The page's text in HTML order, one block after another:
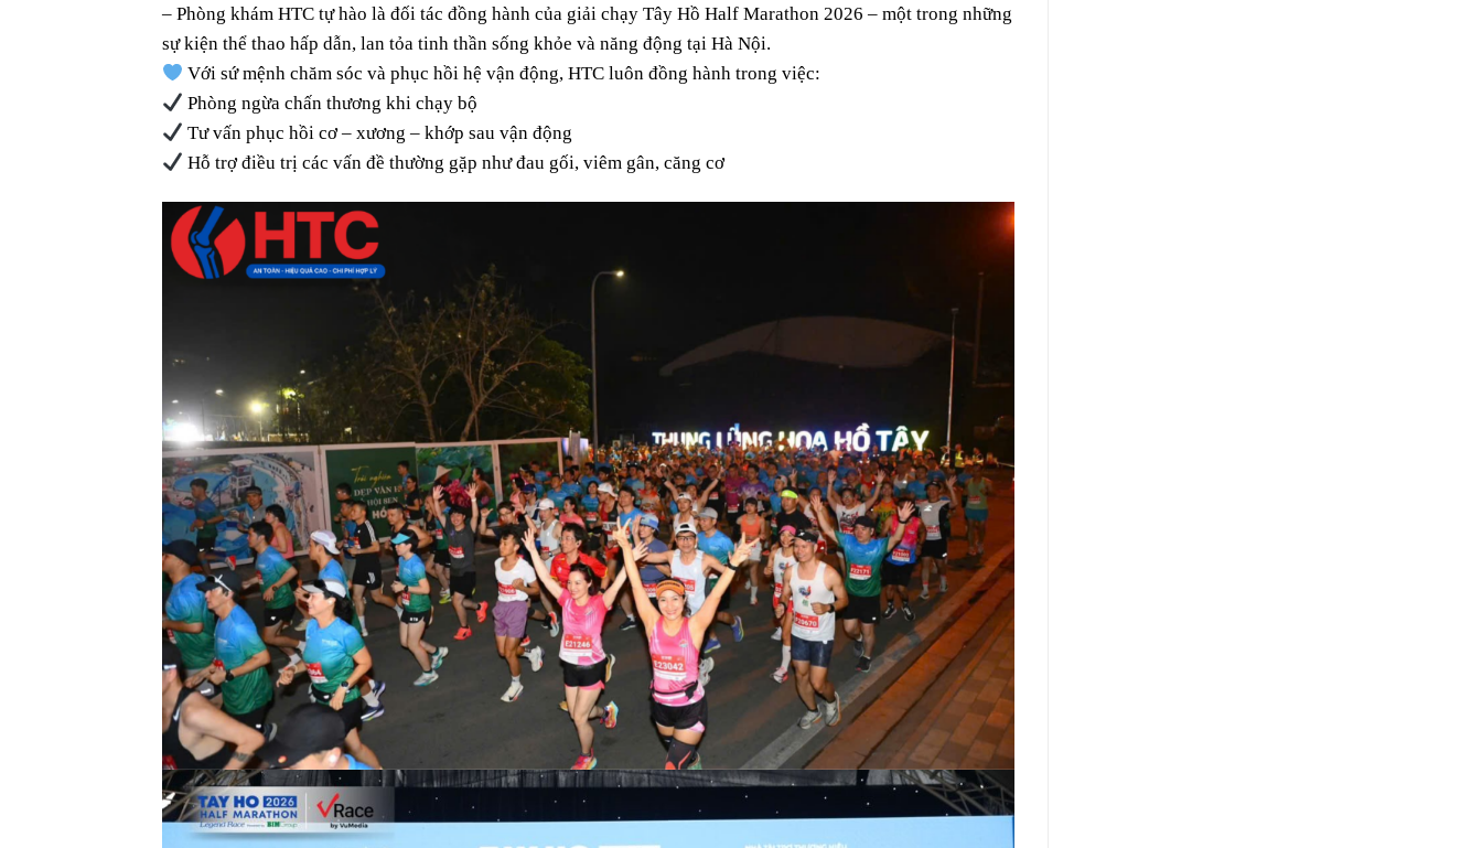
– Phòng khám HTC tự hào là đối tác đồng hành của giải chạy Tây Hồ Half Marathon 2026 – một trong những
sự kiện thể thao hấp dẫn, lan tỏa tinh thần sống khỏe và năng động tại Hà Nội.
Với sứ mệnh chăm sóc và phục hồi hệ vận động, HTC luôn đồng hành trong việc:
Phòng ngừa chấn thương khi chạy bộ
Tư vấn phục hồi cơ – xương – khớp sau vận động
Hỗ trợ điều trị các vấn đề thường gặp như đau gối, viêm gân, căng cơ